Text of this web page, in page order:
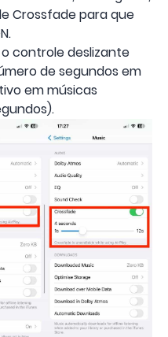
Crossfade para que
controle deslizante
de segundos em
em músicas